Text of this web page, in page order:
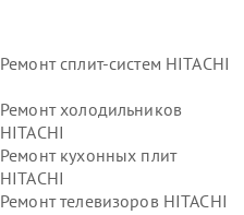
Ремонт сплит-систем HITACHI
Ремонт холодильников
HITACHI
Ремонт кухонных плит
HITACHI
Ремонт телевизоров HITACHI